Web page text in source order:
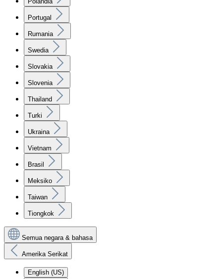
Portugal
Rumania
Swedia
Slovakia
Slovenia
Thailand
Turki
Ukraina
Vietnam
Brasil
Meksiko
Taiwan
Tiongkok
Semua negara & bahasa
Amerika Serikat
English (US)